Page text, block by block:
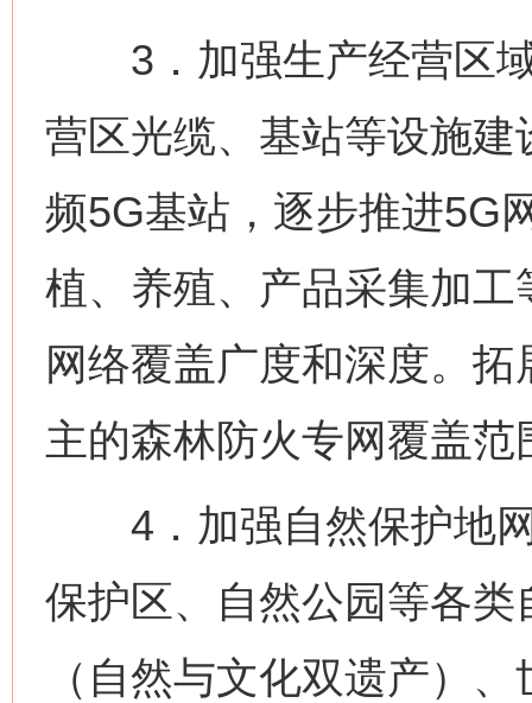
3．加强生产经营区域
营区光缆、基站等设施
频5G基站，逐步推进5G
植、养殖、产品采集加
网络覆盖广度和深度。
主的森林防火专网覆盖范
4．加强自然保护地网
保护区、自然公园等各
（自然与文化双遗产）